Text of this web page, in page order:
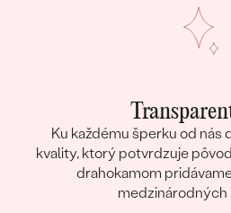
Ku každému šperku od
kvality, ktorý potvrdzuje
drahokamom
medzinárodných